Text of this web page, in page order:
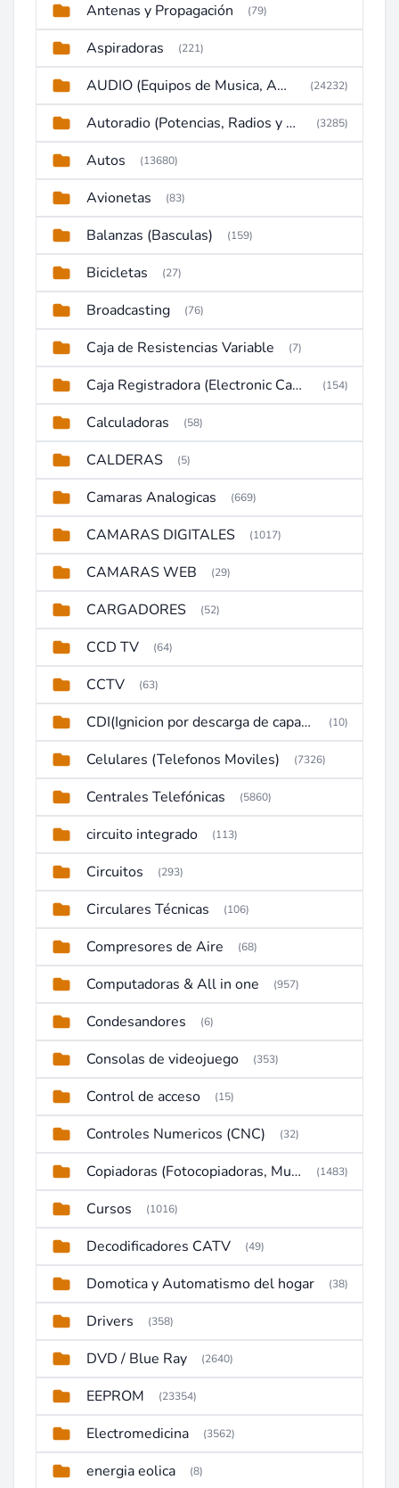
Antenas y Propagación (79)
Aspiradoras (221)
AUDIO (Equipos de Musica, Amplificadores, Reproductores, Etc) (24232)
Autoradio (Potencias, Radios y DVD) (3285)
Autos (13680)
Avionetas (83)
Balanzas (Basculas) (159)
Bicicletas (27)
Broadcasting (76)
Caja de Resistencias Variable (7)
Caja Registradora (Electronic Cash Register) (154)
Calculadoras (58)
CALDERAS (5)
Camaras Analogicas (669)
CAMARAS DIGITALES (1017)
CAMARAS WEB (29)
CARGADORES (52)
CCD TV (64)
CCTV (63)
CDI(Ignicion por descarga de capacitor) (10)
Celulares (Telefonos Moviles) (7326)
Centrales Telefónicas (5860)
circuito integrado (113)
Circuitos (293)
Circulares Técnicas (106)
Compresores de Aire (68)
Computadoras & All in one (957)
Condesandores (6)
Consolas de videojuego (353)
Control de acceso (15)
Controles Numericos (CNC) (32)
Copiadoras (Fotocopiadoras, Multifunctions, Ploter, etc) (1483)
Cursos (1016)
Decodificadores CATV (49)
Domotica y Automatismo del hogar (38)
Drivers (358)
DVD / Blue Ray (2640)
EEPROM (23354)
Electromedicina (3562)
energia eolica (8)